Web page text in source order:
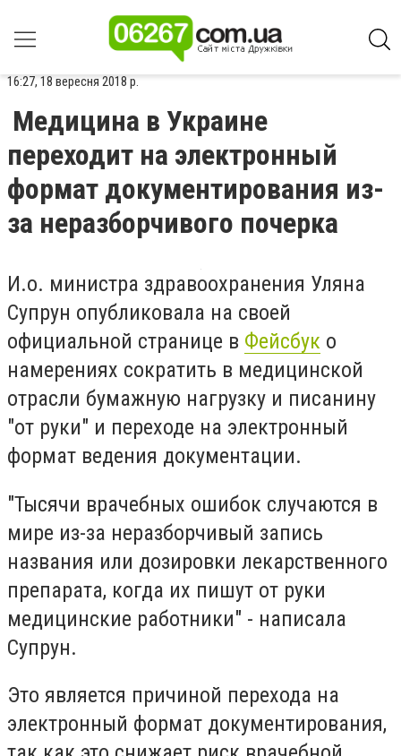
16:27, 18 вересня 2018 р.
Медицина в Украине
переходит на электронный
формат документирования из-
за неразборчивого почерка
И.о. министра здравоохранения Уляна
Супрун опубликовала на своей
официальной странице в Фейсбук о
намерениях сократить в медицинской
отрасли бумажную нагрузку и писанину
"от руки" и переходе на электронный
формат ведения документации.
"Тысячи врачебных ошибок случаются в
мире из-за неразборчивый запись
названия или дозировки лекарственного
препарата, когда их пишут от руки
медицинские работники" - написала
Супрун.
Это является причиной перехода на
электронный формат документирования,